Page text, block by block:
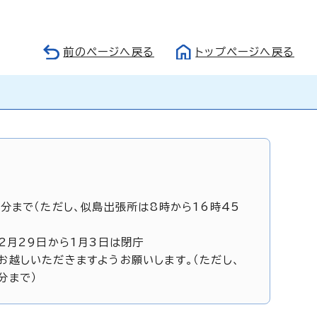
前のページへ戻る トップページへ戻る
で（ただし、似島出張所は8時から16時45
月29日から1月3日は閉庁
しいただきますようお願いします。（ただし、
で）